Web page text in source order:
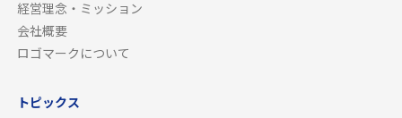
経営理念・ミッション
会社概要
ロゴマークについて
トピックス